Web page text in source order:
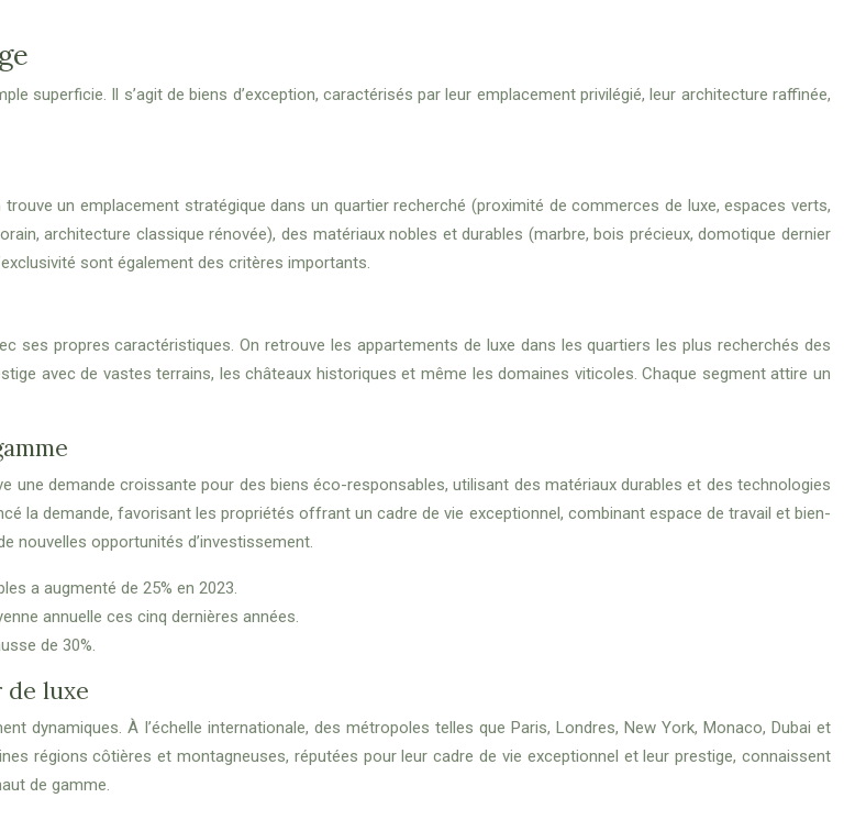
superficie. Il s’agit de biens d’exception, caractérisés par leur emplacement privilégié, leur architecture raffinée,
un emplacement stratégique dans un quartier recherché (proximité de commerces de luxe, espaces verts,
architecture classique rénovée), des matériaux nobles et durables (marbre, bois précieux, domotique dernier
sont également des critères importants.
ses propres caractéristiques. On retrouve les appartements de luxe dans les quartiers les plus recherchés des
avec de vastes terrains, les châteaux historiques et même les domaines viticoles. Chaque segment attire un
une demande croissante pour des biens éco-responsables, utilisant des matériaux durables et des technologies
la demande, favorisant les propriétés offrant un cadre de vie exceptionnel, combinant espace de travail et bien-
nouvelles opportunités d’investissement.
a augmenté de 25% en 2023.
annuelle ces cinq dernières années.
de 30%.
de luxe
dynamiques. À l’échelle internationale, des métropoles telles que Paris, Londres, New York, Monaco, Dubai et
régions côtières et montagneuses, réputées pour leur cadre de vie exceptionnel et leur prestige, connaissent
de gamme.